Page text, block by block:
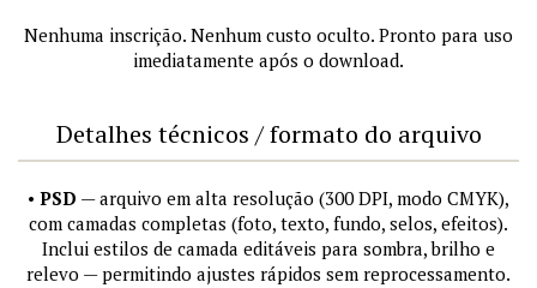
Nenhuma inscrição. Nenhum custo oculto. Pronto para uso
imediatamente após o download.
Detalhes técnicos / formato do arquivo
• PSD — arquivo em alta resolução (300 DPI, modo CMYK),
com camadas completas (foto, texto, fundo, selos, efeitos).
Inclui estilos de camada editáveis para sombra, brilho e
relevo — permitindo ajustes rápidos sem reprocessamento.